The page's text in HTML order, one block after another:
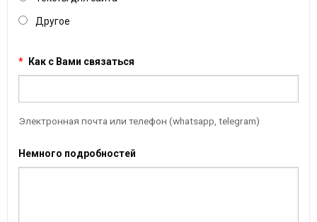
Другое
* Как с Вами связаться
Электронная почта или телефон (whatsapp, telegram)
Немного подробностей